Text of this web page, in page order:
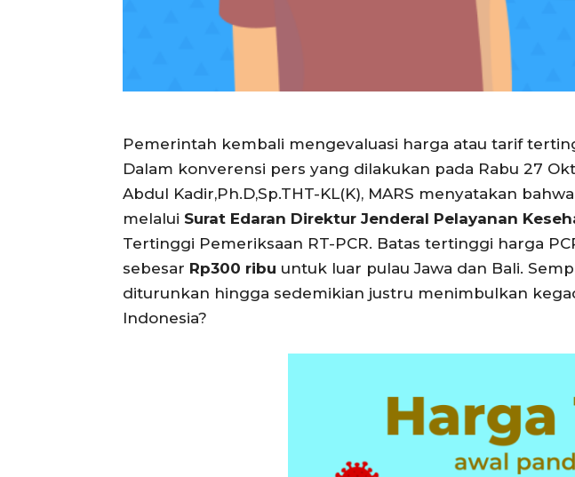
Pemerintah kembali mengevaluasi harga atau tarif
Dalam konverensi pers yang dilakukan pada Rabu 27
Abdul Kadir,Ph.D,Sp.THT-KL(K), MARS menyatakan
melalui Surat Edaran Direktur Jenderal Pelayanan
Tertinggi Pemeriksaan RT-PCR. Batas tertinggi harga
sebesar Rp300 ribu untuk luar pulau Jawa dan Bali.
diturunkan hingga sedemikian justru menimbulkan
Indonesia?